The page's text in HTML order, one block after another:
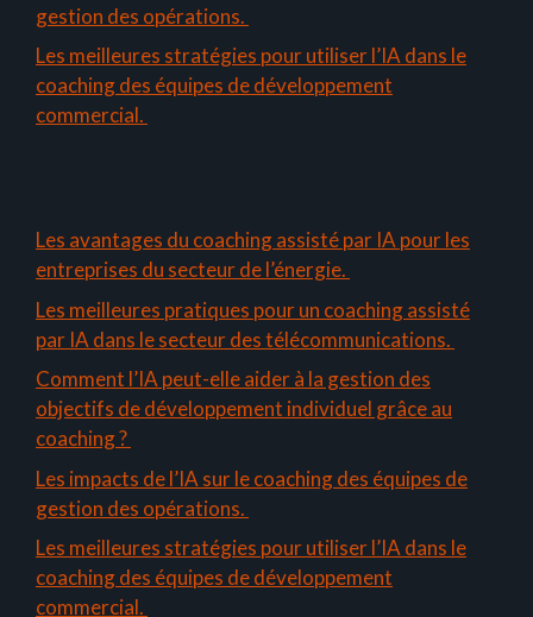
gestion des opérations.
Les meilleures stratégies pour utiliser l’IA dans le
coaching des équipes de développement
commercial.
Les avantages du coaching assisté par IA pour les
entreprises du secteur de l’énergie.
Les meilleures pratiques pour un coaching assisté
par IA dans le secteur des télécommunications.
Comment l’IA peut-elle aider à la gestion des
objectifs de développement individuel grâce au
coaching ?
Les impacts de l’IA sur le coaching des équipes de
gestion des opérations.
Les meilleures stratégies pour utiliser l’IA dans le
coaching des équipes de développement
commercial.